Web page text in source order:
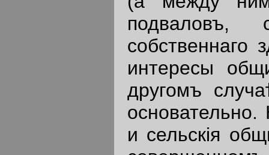
подваловъ,
собственнаго
интересы
другомъ
и сельскiя